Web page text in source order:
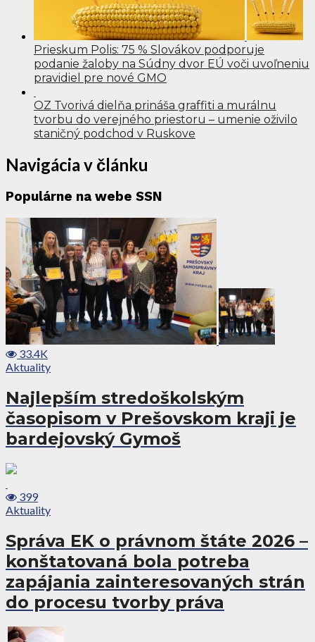
Prieskum Polis: 75 % Slovákov podporuje
podanie žaloby na Súdny dvor EÚ voči uvoľneniu
pravidiel pre nové GMO
OZ Tvorivá dielňa prináša graffiti a murálnu
tvorbu do verejného priestoru – umenie oživilo
staničný podchod v Ruskove
Navigácia v článku
Populárne na webe SSN
33.4K
Aktuality
Najlepším stredoškolským
časopisom v Prešovskom kraji je
bardejovský Gymoš
399
Aktuality
Správa EK o právnom štáte 2026 –
konštatovaná bola potreba
zapájania zainteresovaných strán
do procesu tvorby práva